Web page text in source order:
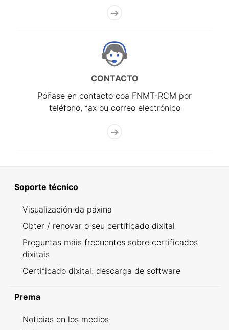
CONTACTO
Póñase en contacto coa FNMT-RCM por
teléfono, fax ou correo electrónico
Soporte técnico
Visualización da páxina
Obter / renovar o seu certificado dixital
Preguntas máis frecuentes sobre certificados
dixitais
Certificado dixital: descarga de software
Prema
Noticias en los medios